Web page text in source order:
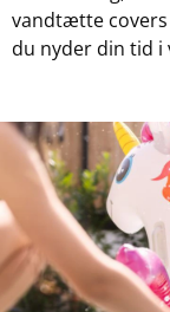
vandtætte
du nyder din tid i